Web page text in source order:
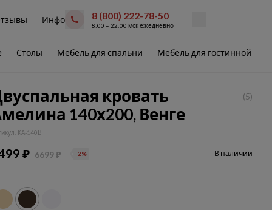
Инфо 8 (800) 222-78-50
8:00 – 22:00 мск ежедневно
Столы Мебель для спальни Мебель для гостинной
кровать
140х200, Венге
(5)
КА-140В
₽ 6699 ₽ 2% В наличии